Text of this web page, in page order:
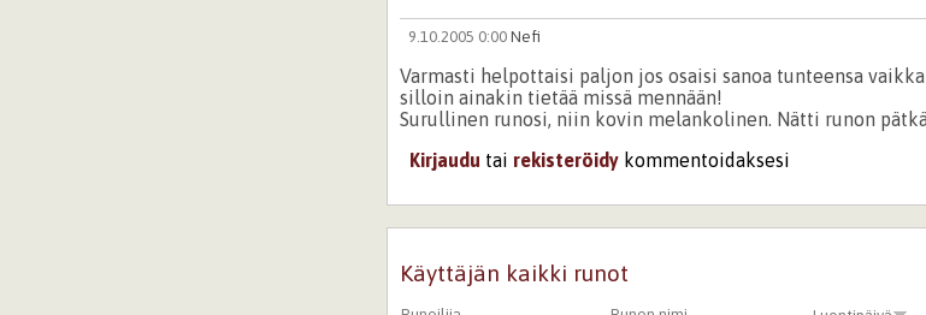
9.10.2005 0:00 Nefi
Varmasti helpottaisi paljon jos osaisi sanoa tunteensa
silloin ainakin tietää missä mennään!
Surullinen runosi, niin kovin melankolinen. Nätti runon
Kirjaudu tai rekisteröidy kommentoidaksesi
Käyttäjän kaikki runot